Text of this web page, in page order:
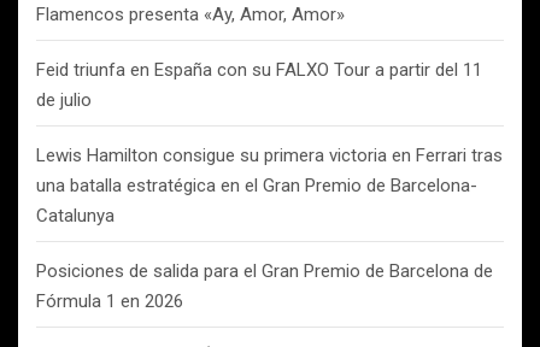
Flamencos presenta «Ay, Amor, Amor»
Feid triunfa en España con su FALXO Tour a partir del 11
de julio
Lewis Hamilton consigue su primera victoria en Ferrari tras
una batalla estratégica en el Gran Premio de Barcelona-
Catalunya
Posiciones de salida para el Gran Premio de Barcelona de
Fórmula 1 en 2026